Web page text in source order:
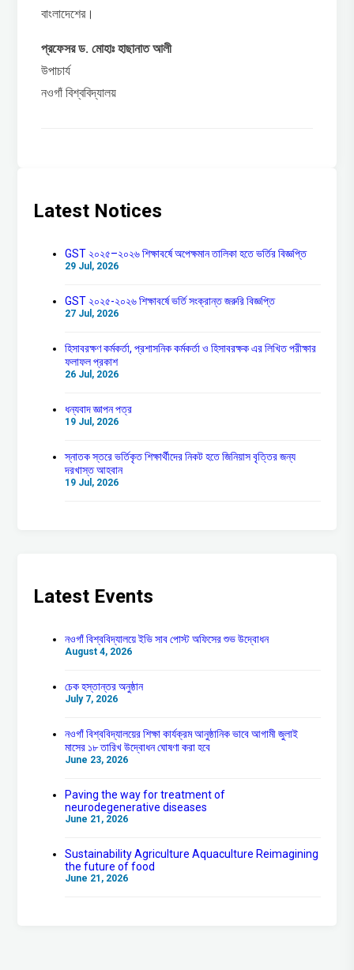
বাংলাদেশের।
প্রফেসর ড. মোহাঃ হাছানাত আলী
উপাচার্য
নওগাঁ বিশ্ববিদ্যালয়
Latest Notices
GST ২০২৫–২০২৬ শিক্ষাবর্ষে অপেক্ষমান তালিকা হতে ভর্তির বিজ্ঞপ্তি
29 Jul, 2026
GST ২০২৫-২০২৬ শিক্ষাবর্ষে ভর্তি সংক্রান্ত জরুরি বিজ্ঞপ্তি
27 Jul, 2026
হিসাবরক্ষণ কর্মকর্তা, প্রশাসনিক কর্মকর্তা ও হিসাবরক্ষক এর লিখিত পরীক্ষার
ফলাফল প্রকাশ
26 Jul, 2026
ধন্যবাদ জ্ঞাপন পত্র
19 Jul, 2026
স্নাতক স্তরে ভর্তিকৃত শিক্ষার্থীদের নিকট হতে জিনিয়াস বৃত্তির জন্য
দরখাস্ত আহবান
19 Jul, 2026
Latest Events
নওগাঁ বিশ্ববিদ্যালয়ে ইভি সাব পোস্ট অফিসের শুভ উদ্বোধন
August 4, 2026
চেক হস্তান্তর অনুষ্ঠান
July 7, 2026
নওগাঁ বিশ্ববিদ্যালয়ের শিক্ষা কার্যক্রম আনুষ্ঠানিক ভাবে আগামী জুলাই
মাসের ১৮ তারিখ উদ্বোধন ঘোষণা করা হবে
June 23, 2026
Paving the way for treatment of
neurodegenerative diseases
June 21, 2026
Sustainability Agriculture Aquaculture Reimagining
the future of food
June 21, 2026